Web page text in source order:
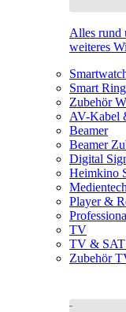
Alles rund
weiteres
Smart
Zubehör
AV-Kabel
Beamer
Beamer
Digital
Heimkino
Player &
TV
TV & SAT
Zubehör